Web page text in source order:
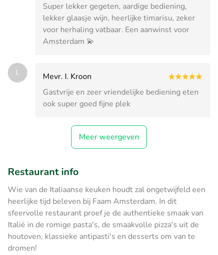
Super lekker gegeten, aardige bediening,
lekker glaasje wijn, heerlijke timarisu, zeker
voor herhaling vatbaar. Een aanwinst voor
Amsterdam 💫
I.
Mevr. I. Kroon
Gastvrije en zeer vriendelijke bediening eten
ook super goed fijne plek
Meer weergeven
Restaurant info
Wie van de Italiaanse keuken houdt zal ongetwijfeld een
heerlijke tijd beleven bij Faam Amsterdam. In dit
sfeervolle restaurant proef je de authentieke smaak van
Italië in de romige pasta's, de smaakvolle pizza's uit de
houtoven, klassieke antipasti's en desserts om van te
dromen!